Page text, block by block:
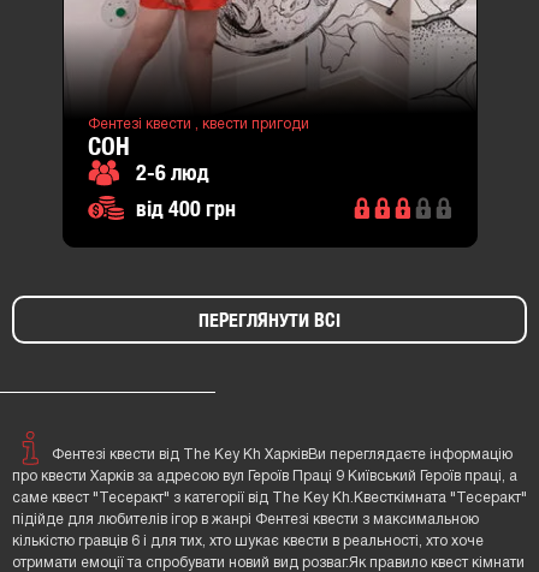
Фентезі квести , квести пригоди
СОН
2-6 люд
від 400 грн
ПЕРЕГЛЯНУТИ ВСІ
Фентезі квести від The Key Kh ХарківВи переглядаєте інформацію
про квести Харків за адресою вул Героїв Праці 9 Київський Героїв праці, а
саме квест "Тесеракт" з категорії від The Key Kh.Квесткімната "Тесеракт"
підійде для любителів ігор в жанрі Фентезі квести з максимальною
кількістю гравців 6 і для тих, хто шукає квести в реальності, хто хоче
отримати емоції та спробувати новий вид розваг.Як правило квест кімнати